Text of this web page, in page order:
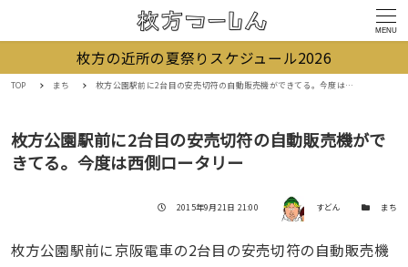
MENU
枚方の近所の夏祭りスケジュール2026
TOP まち 枚方公園駅前に2台目の安売切符の自動販売機ができてる。今度は西側ロータリー
枚方公園駅前に2台目の安売切符の自動販売機がで
きてる。今度は西側ロータリー
投稿日
2015年9月21日 21:00 著者 すどん カテゴリー
まち
枚方公園駅前に京阪電車の2台目の安売切符の自動販売機